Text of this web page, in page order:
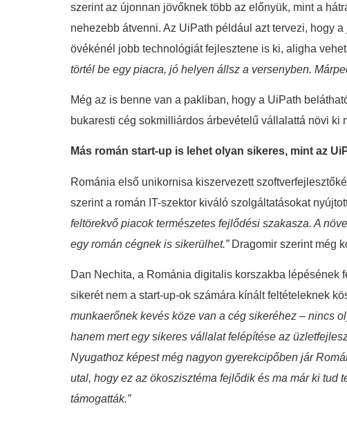
szerint az újonnan jövőknek több az előnyük, mint a
nehezebb átvenni. Az UiPath például azt tervezi, hogy
övékénél jobb technológiát fejlesztene is ki, aligha
törtél be egy piacra, jó helyen állsz a versenyben.
Még az is benne van a pakliban, hogy a UiPath
bukaresti cég sokmilliárdos árbevételű vállalattá növi ki
Más román start-up is lehet olyan sikeres, mint az
Románia első unikornisa kiszervezett
szerint a román IT-szektor kiváló szolgáltatásokat
feltörekvő piacok természetes fejlődési szakasza. A
egy román cégnek is sikerülhet.”Dragomir szerint még
Dan Nechita, a Románia digitalis korszakba
sikerét nem a start-up-ok számára kínált feltételeknek
munkaerőnek kevés köze van a cég sikeréhez – nincs
hanem mert egy sikeres vállalat felépítése az
Nyugathoz képest még nagyon gyerekcipőben jár
utal, hogy ez az ökoszisztéma fejlődik és ma már ki
támogatták.”